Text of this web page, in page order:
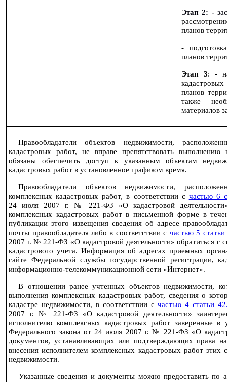
Этап 2: -
планов
-
планов
Этап 3: -
планов
также
материалов
Правообладатели объектов недвижимости,
кадастровых работ, не вправе препятствовать
обязаны обеспечить доступ к указанным объектам
кадастровых работ в установленное графиком время.
Правообладатели объектов недвижимости,
комплексных кадастровых работ, в соответствии с частью 6
24 июля 2007 г. № 221-ФЗ «О кадастровой деятельности»
комплексных кадастровых работ в письменной форме в
публикации этого извещения сведения об адресе
почты правообладателя либо в соответствии с частью 5 статьи
2007 г. № 221-ФЗ «О кадастровой деятельности» обратиться с
кадастрового учета. Информация об адресах приемных
сайте Федеральной службы государственной регистрации,
информационно-телекоммуникационной сети «Интернет».
В отношении ранее учтенных объектов недвижимости,
выполнения комплексных кадастровых работ, сведения о
кадастре недвижимости, в соответствии счастью 4 статьи
2007 г. № 221-ФЗ «О кадастровой деятельности»
исполнителю комплексных кадастровых работ заверенные в
Федерального закона от 24 июля 2007 г. № 221-ФЗ «О
документов, устанавливающих или подтверждающих права
внесения исполнителем комплексных кадастровых работ этих
недвижимости.
Указанные сведения и документы можно предоставить по